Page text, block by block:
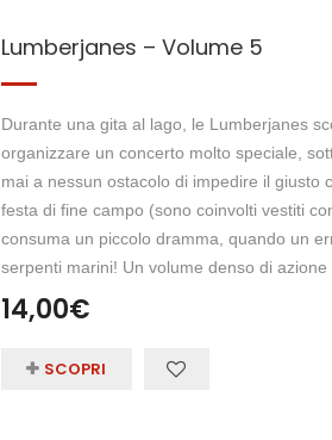
Lumberjanes – Volume 5
Durante una gita al lago, le Lumberjanes
organizzare un concerto molto speciale,
mai a nessun ostacolo di impedire il giusto
festa di fine campo (sono coinvolti vestiti
consuma un piccolo dramma, quando un
serpenti marini! Un volume denso di
14,00€
SCOPRI